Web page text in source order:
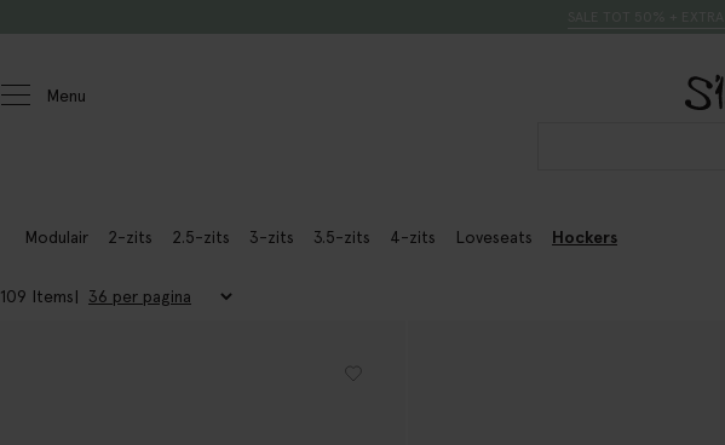
Menu
Modulair 2-zits 2.5-zits 3-zits 3.5-zits 4-zits Loveseats Hockers
109 Items